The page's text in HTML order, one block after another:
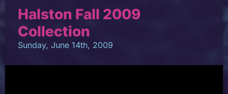
Halston Fall 2009
Collection
Sunday, June 14th, 2009